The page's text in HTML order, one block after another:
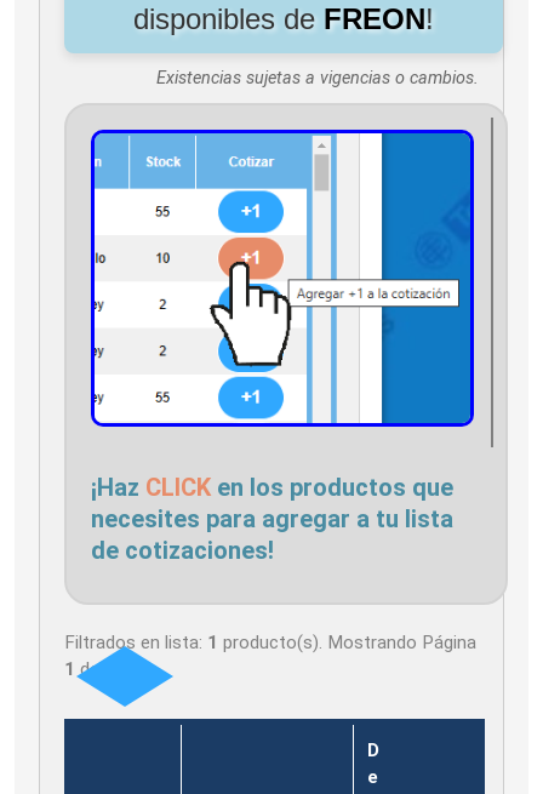
disponibles de FREON!
Existencias sujetas a vigencias o cambios.
¡Haz CLICK en los productos que
necesites para agregar a tu lista
de cotizaciones!
Filtrados en lista: 1 producto(s). Mostrando Página
1 de
D
e